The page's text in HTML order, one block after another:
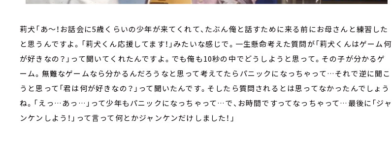
莉犬「あ～！お話会に5歳くらいの少年が来てくれて、たぶん俺と話すために来る前にお母さんと練習した
と思うんですよ。「莉犬くん応援してます！」みたいな感じで。一生懸命考えた質問が「莉犬くんはゲーム何
が好きなの？」って聞いてくれたんですよ。でも俺も10秒の中でどうしようと思って。その子が分かるゲ
ーム。無難なゲームなら分かるんだろうなと思って考えてたらパニックになっちゃって…それで逆に聞こ
うと思って「君は何が好きなの？」って聞いたんです。そしたら質問されるとは思ってなかったんでしょう
ね。「えっ…あっ…」って少年もパニックになっちゃって…で、お時間ですってなっちゃって…最後に「ジャ
ンケンしよう！」って言って何とかジャンケンだけしました！」